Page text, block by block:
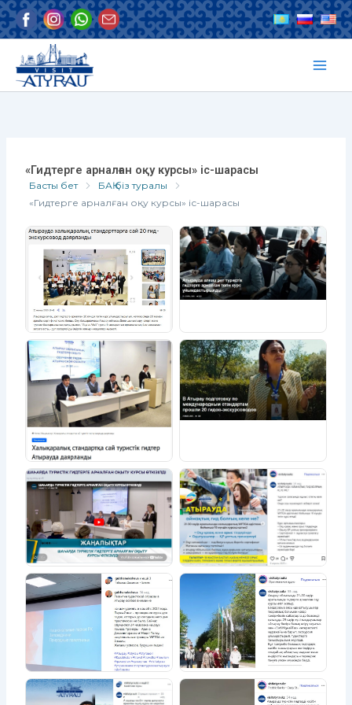
Skip
to
«Гидтерге арналған оқу курсы» іс-шарасы
Басты бет
БАҚ біз туралы
«Гидтерге арналған оқу курсы» іс-шарасы